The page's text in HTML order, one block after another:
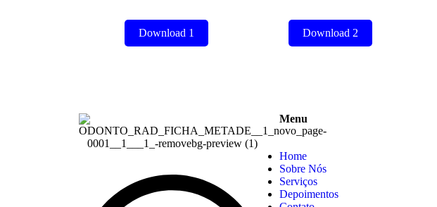
Download 1 Download 2
Menu
Home
Sobre Nós
Serviços
Depoimentos